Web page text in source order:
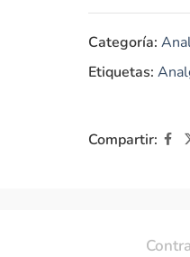
Categoría:
Etiquetas:
Compartir: